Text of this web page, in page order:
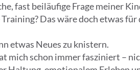
fast beiläufige Frage meiner
Das wäre doch etwas für
etwas Neues zu knistern.
mich schon immer fasziniert –